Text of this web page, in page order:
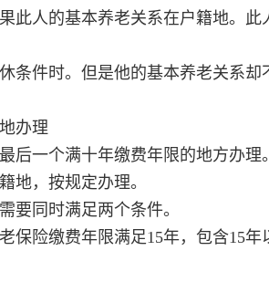
此人的基本养老关系在户籍地。此
条件时。但是他的基本养老关系
办理
后一个满十年缴费年限的地方办理。
地，按规定办理。
要同时满足两个条件。
保险缴费年限满足15年，包含15